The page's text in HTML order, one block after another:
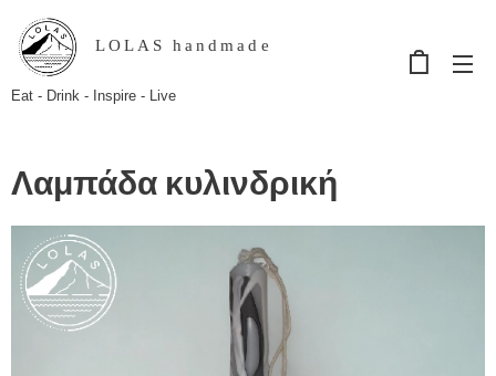
LOLAS handmade
Eat - Drink - Inspire - Live
Λαμπάδα κυλινδρική